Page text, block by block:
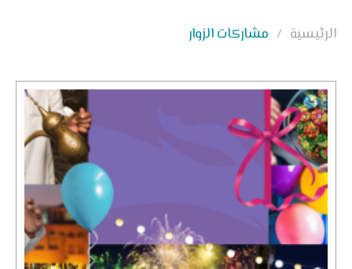
الرئيسية مشاركات الزوار